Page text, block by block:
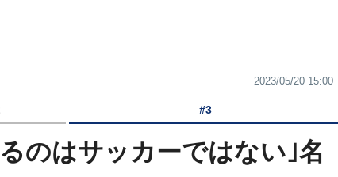
2023/05/20 15:00
#3
のはサッカーではない｣名